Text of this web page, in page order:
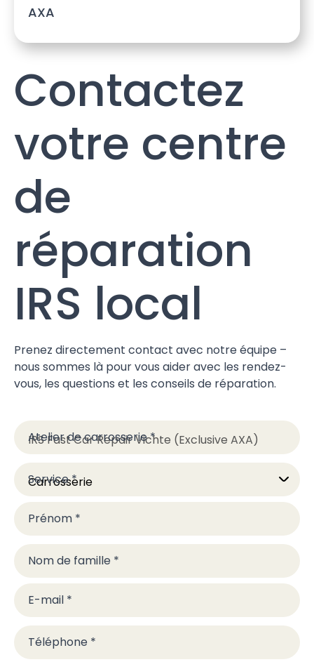
AXA
Contactez
votre centre
de
réparation
IRS local
Prenez directement contact avec notre équipe –
nous sommes là pour vous aider avec les rendez-
vous, les questions et les conseils de réparation.
Atelier de carrosserie*
Service*
Prénom *
Nom de famille *
E-mail *
Téléphone *